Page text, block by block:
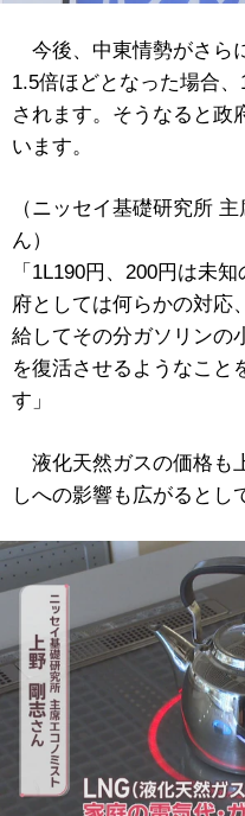
今後、中東情勢がさら
1.5倍ほどとなった場合
されます。そうなると政
います。
（ニッセイ基礎研究所
ん）
「1L190円、200円は未
府としては何らかの対応
給してその分ガソリンの
を復活させるようなこと
す」
液化天然ガスの価格も
しへの影響も広がるとし